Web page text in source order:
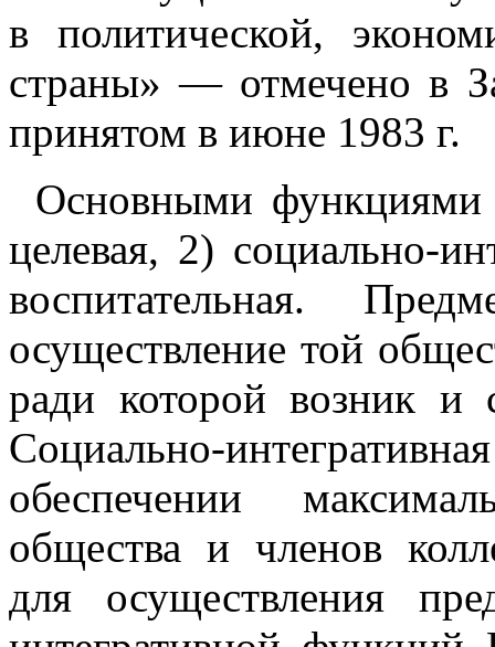
в политической,
страны» — отмечено в
принятом в июне 1983 г.
Основными
целевая, 2) социально-
воспитательная.
осуществление той
ради которой возник и
Социально-
обеспечении
общества и членов
для осуществления